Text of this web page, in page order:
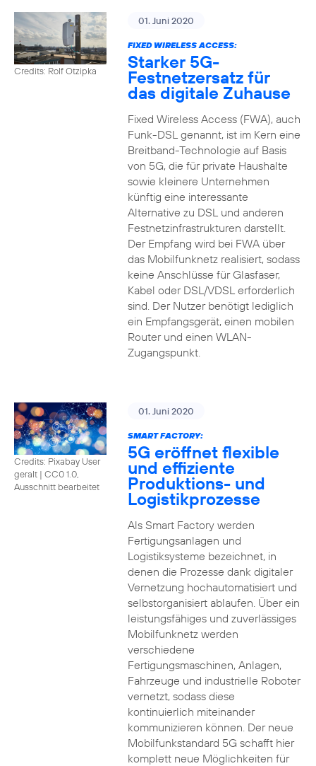
Credits: Rolf Otzipka
01. Juni 2020
FIXED WIRELESS ACCESS:
Starker 5G-
Festnetzersatz für
das digitale Zuhause
Fixed Wireless Access (FWA), auch
Funk-DSL genannt, ist im Kern eine
Breitband-Technologie auf Basis
von 5G, die für private Haushalte
sowie kleinere Unternehmen
künftig eine interessante
Alternative zu DSL und anderen
Festnetzinfrastrukturen darstellt.
Der Empfang wird bei FWA über
das Mobilfunknetz realisiert, sodass
keine Anschlüsse für Glasfaser,
Kabel oder DSL/VDSL erforderlich
sind. Der Nutzer benötigt lediglich
ein Empfangsgerät, einen mobilen
Router und einen WLAN-
Zugangspunkt.
Credits: Pixabay User
geralt | CC0 1.0,
Ausschnitt bearbeitet
01. Juni 2020
SMART FACTORY:
5G eröffnet flexible
und effiziente
Produktions- und
Logistikprozesse
Als Smart Factory werden
Fertigungsanlagen und
Logistiksysteme bezeichnet, in
denen die Prozesse dank digitaler
Vernetzung hochautomatisiert und
selbstorganisiert ablaufen. Über ein
leistungsfähiges und zuverlässiges
Mobilfunknetz werden
verschiedene
Fertigungsmaschinen, Anlagen,
Fahrzeuge und industrielle Roboter
vernetzt, sodass diese
kontinuierlich miteinander
kommunizieren können. Der neue
Mobilfunkstandard 5G schafft hier
komplett neue Möglichkeiten für